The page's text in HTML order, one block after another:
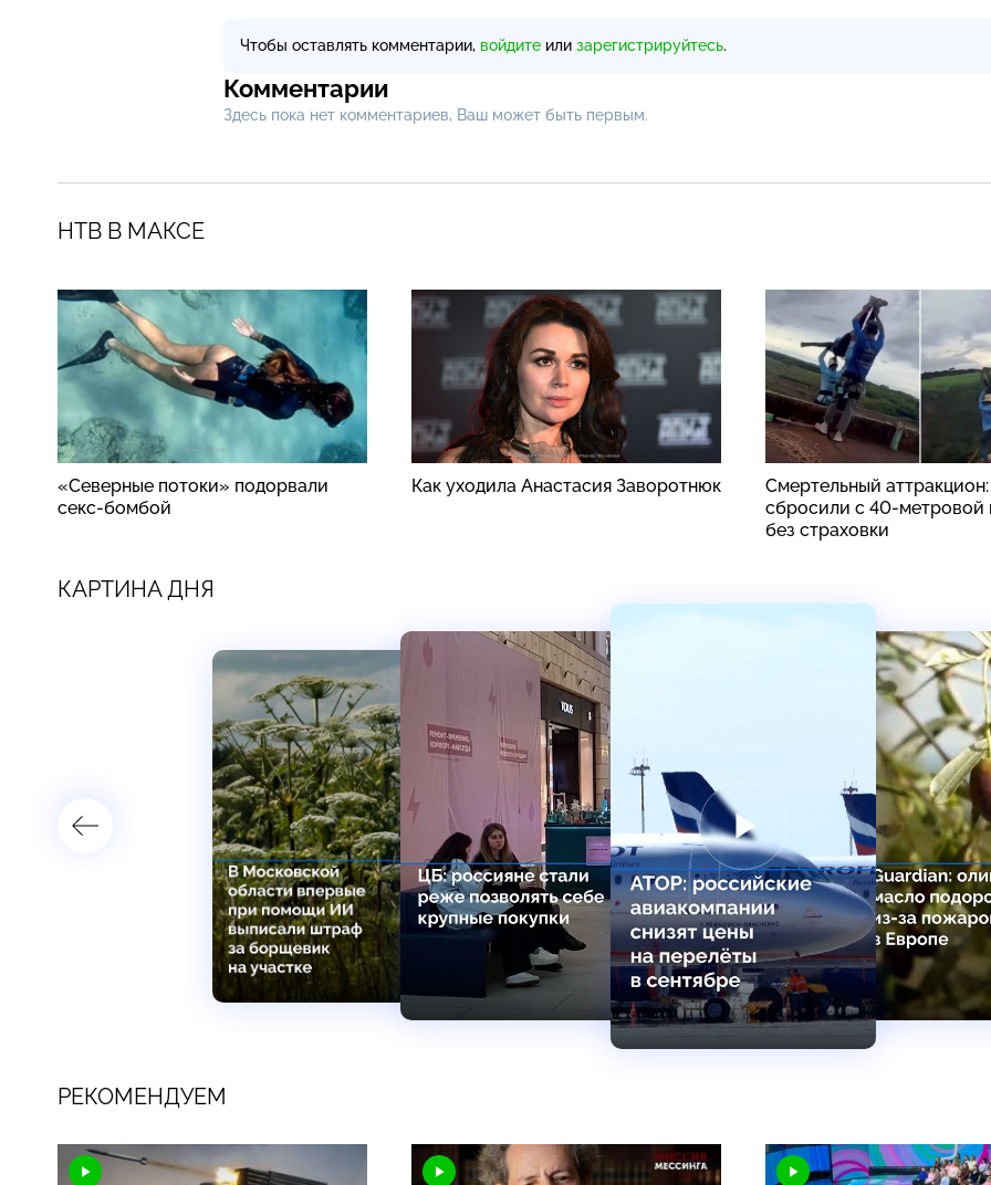
Чтобы оставлять комментарии, войдите или зарегистрируйтесь.
Комментарии
Здесь пока нет комментариев, Ваш может быть первым.
НТВ В МАКСЕ
«Северные потоки» подорвали
секс-бомбой
Как уходила Анастасия Заворотнюк
Смертельный
сбросили с 40-метровой
без страховки
КАРТИНА ДНЯ
РЕКОМЕНДУЕМ